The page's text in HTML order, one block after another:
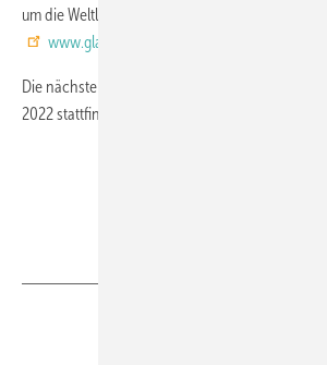
um die Weltleitmesse für die Glasindustrie gibt es
www.glasstec.de
Die nächste glasstec soll turnusgemäß vom 20.
2022 stattfinden.